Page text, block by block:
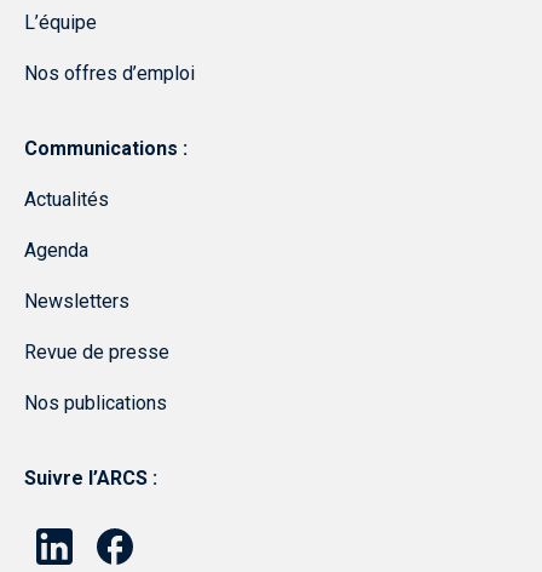
L’équipe
Nos offres d’emploi
Communications :
Actualités
Agenda
Newsletters
Revue de presse
Nos publications
Suivre l’ARCS :